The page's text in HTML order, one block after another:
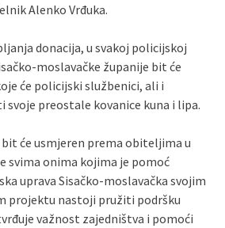
Alenko Vrđuka.
donacija, u svakoj policijskoj
moslavačke županije bit će
će policijski službenici, ali i
preostale kovanice kuna i lipa.
će usmjeren prema obiteljima u
svima onima kojima je pomoć
uprava Sisačko-moslavačka svojim
projektu nastoji pružiti podršku
važnost zajedništva i pomoći